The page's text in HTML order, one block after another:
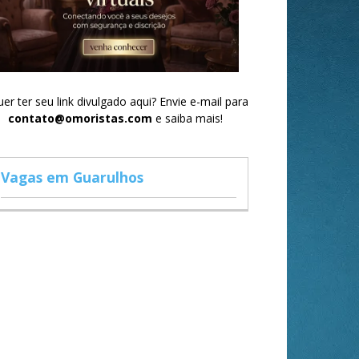
ter seu link divulgado aqui? Envie e-mail para
contato@omoristas.com e saiba mais!
Vagas em Guarulhos